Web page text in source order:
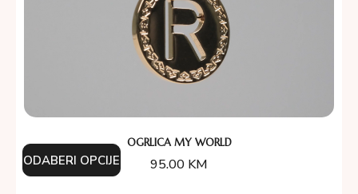
OGRLICA MY WORLD
95.00 KM
ODABERI OPCIJE